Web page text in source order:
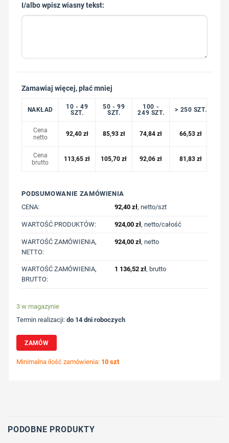
I/albo wpisz wiasny tekst:
Zamawiaj więcej, płać mniej
NAKŁAD
10 - 49
SZT.
50 - 99
SZT.
100 -
249 SZT.
> 250 SZT.
Cena
netto
92,40 zł 85,93 zł 74,84zł 66,53zł
Cena
brutto
113,65zł 105,70zł 92,06zł 81,83zł
PODSUMOWANIE ZAMÓWIENIA
CENA:
92,40 zł, netto/szt
WARTOŚĆ PRODUKTÓW: 924,00 zł, netto/całość
WARTOŚĆ ZAMÓWIENIA,
NETTO:
924,00 zł, netto
WARTOŚĆ ZAMÓWIENIA,
BRUTTO:
1 136,52 zł, brutto
3 w magazynie
Termin realizacji:do 14 dni roboczych
ZAMÓW
Minimalna ilość zamówienia: 10 szt
PODOBNE PRODUKTY